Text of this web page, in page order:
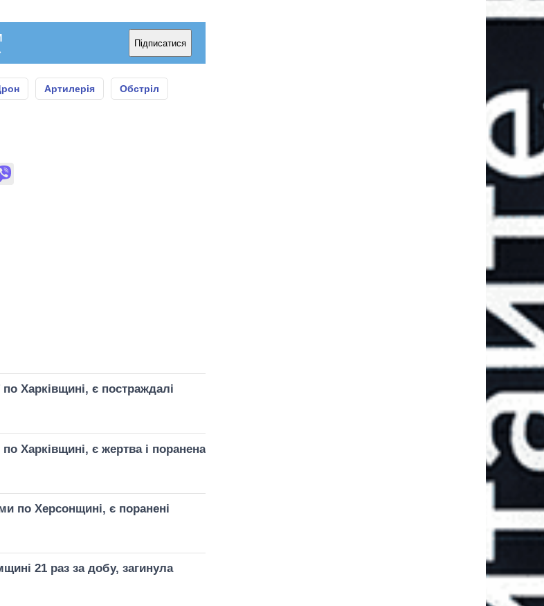
Підписатися
Артилерія Обстріл
по Харківщині, є постраждалі
Харківщині, є жертва і поранена
по Херсонщині, є поранені
21 раз за добу, загинула